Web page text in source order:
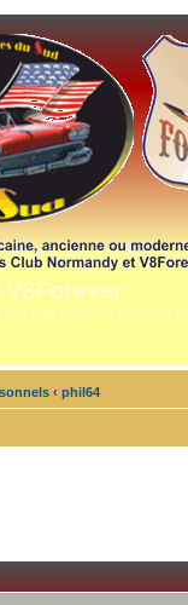
V8Forever
right place", le forum qui
‹ phil64